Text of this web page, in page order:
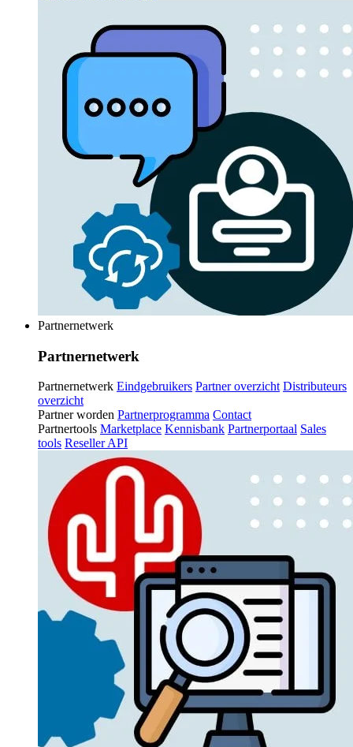
Partnernetwerk
Partnernetwerk
Partnernetwerk Eindgebruikers Partner overzicht Distributeurs
overzicht
Partner worden Partnerprogramma Contact
Partnertools Marketplace Kennisbank Partnerportaal Sales
tools Reseller API